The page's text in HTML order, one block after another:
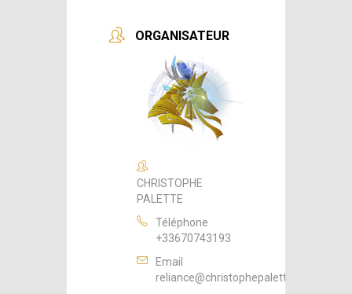
ORGANISATEUR
CHRISTOPHE
PALETTE
Téléphone
+33670743193
Email
reliance@christophepalette.fr